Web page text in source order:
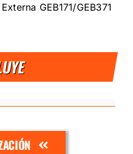
GEB171/GEB371